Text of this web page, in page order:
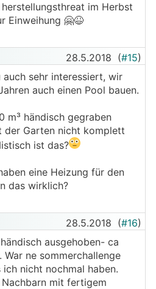
im Herbst
Einweihung 🤗😆
28.5.2018 (#15)
sehr interessiert, wir
auch einen Pool bauen.
m³ händisch gegraben
der Garten nicht komplett
ist das?
eine Heizung für den
das wirklich?
28.5.2018 (#16)
ausgehoben- ca
ne sommerchallenge
ich nicht nochmal haben.
mit fertigem